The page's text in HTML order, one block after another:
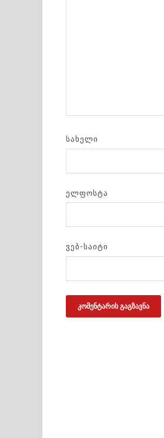
ᲡᲐᲮᲔᲚᲘ
ᲔᲚᲤᲝᲡᲢᲐ
ᲕᲔᲑ-ᲡᲐᲘᲢᲘ